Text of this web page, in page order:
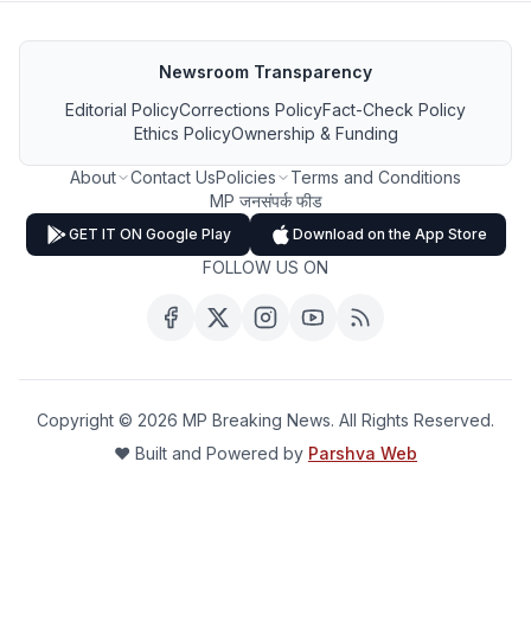
Newsroom Transparency
Editorial PolicyCorrections PolicyFact-Check Policy
Ethics PolicyOwnership & Funding
About Contact UsPolicies
Terms and Conditions
MP जनसंपर्क फीड
GET IT ON Google Play Download on the App Store
FOLLOW US ON
Copyright © 2026 MP Breaking News. All Rights Reserved.
❤️ Built and Powered by Parshva Web